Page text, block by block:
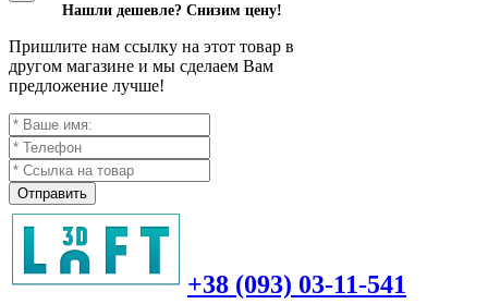
Нашли дешевле? Снизим цену!
Пришлите нам ссылку на этот товар в
другом магазине и мы сделаем Вам
предложение лучше!
Отправить
+38 (093) 03-11-541